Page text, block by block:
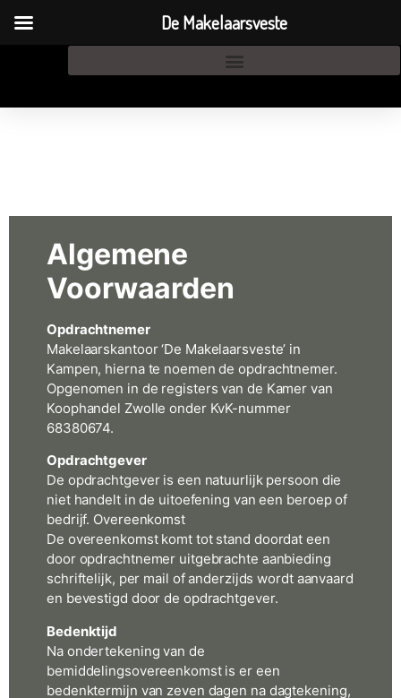
AANKOOPMAKELAAR
OVER ONS
Algemene
Voorwaarden
Opdrachtnemer
Makelaarskantoor ‘De Makelaarsveste’ in
Kampen, hierna te noemen de opdrachtnemer.
Opgenomen in de registers van de Kamer van
Koophandel Zwolle onder KvK-nummer
68380674.
Opdrachtgever
De opdrachtgever is een natuurlijk persoon die
niet handelt in de uitoefening van een beroep of
bedrijf. Overeenkomst
De overeenkomst komt tot stand doordat een
door opdrachtnemer uitgebrachte aanbieding
schriftelijk, per mail of anderzijds wordt aanvaard
en bevestigd door de opdrachtgever.
Bedenktijd
Na ondertekening van de
bemiddelingsovereenkomst is er een
bedenktermijn van zeven dagen na dagtekening,
De Makelaarsveste